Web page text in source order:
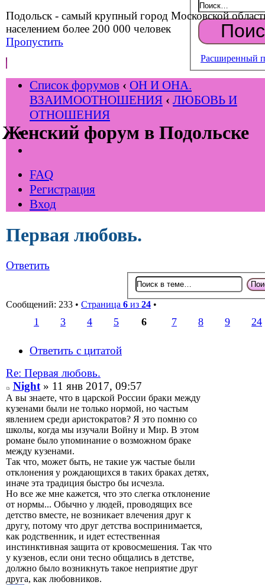
Подольск - самый крупный город Московской
населением более 200 000 человек
Пропустить
Женский форум в Подольске
Расширенный
Список форумов ‹ ОН И ОНА.
ВЗАИМООТНОШЕНИЯ ‹ ЛЮБОВЬ И
ОТНОШЕНИЯ
FAQ
Регистрация
Вход
Первая любовь.
Ответить
Сообщений: 233 • Страница 6 из 24 •
1 3 4 5 6 7 8 9 24
Ответить с цитатой
Re: Первая любовь.
Night» 11 янв 2017, 09:57
А вы знаете, что в царской России браки между
кузенами были не только нормой, но частым
явлением среди аристократов? Я это помню со
школы, когда мы изучали Войну и Мир. В этом
романе было упоминание о возможном браке
между кузенами.
Так что, может быть, не такие уж частые были
отклонения у рождающихся в таких браках детях,
иначе эта традиция быстро бы исчезла.
Но все же мне кажется, что это слегка отклонение
от нормы... Обычно у людей, проводящих все
детство вместе, не возникает влечения друг к
другу, потому что друг детства воспринимается,
как родственник, и идет естественная
инстинктивная защита от кровосмешения. Так что
у кузенов, если они тесно общались в детстве,
должно было возникнуть такое неприятие друг
друга, как любовников.